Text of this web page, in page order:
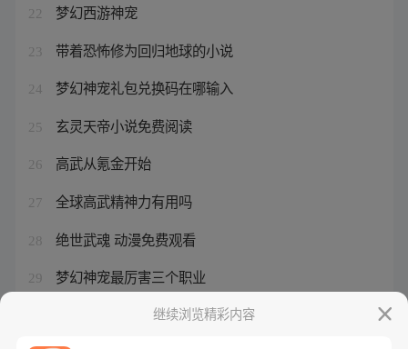
22 梦幻西游神宠
23 带着恐怖修为回归地球的小说
24 梦幻神宠礼包兑换码在哪输入
25 玄灵天帝小说免费阅读
26 高武从氪金开始
27 全球高武精神力有用吗
28 绝世武魂 动漫免费观看
29 梦幻神宠最厉害三个职业
从一块石头开始进化继续浏览精彩内容